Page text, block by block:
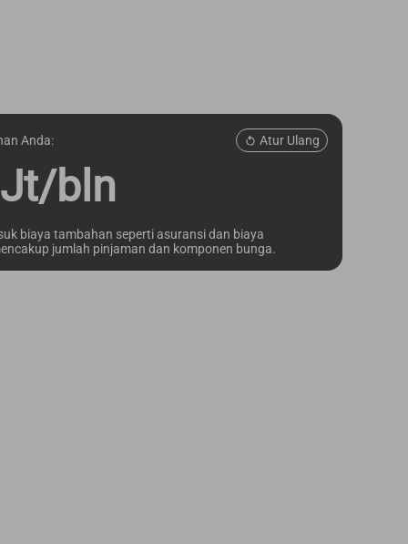
Anda: Atur Ulang
bln
biaya tambahan seperti asuransi dan biaya
jumlah pinjaman dan komponen bunga.